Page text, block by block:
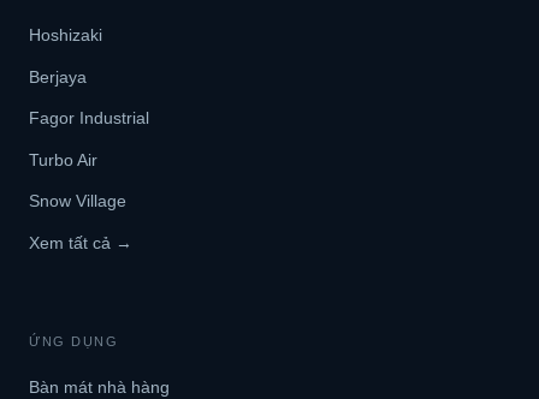
Hoshizaki
Berjaya
Fagor Industrial
Turbo Air
Snow Village
Xem tất cả →
ỨNG DỤNG
Bàn mát nhà hàng